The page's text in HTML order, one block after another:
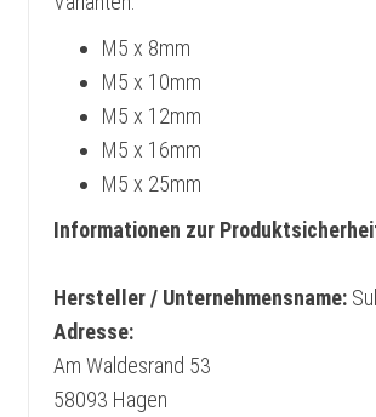
M5 x 8mm
M5 x 10mm
M5 x 12mm
M5 x 16mm
M5 x 25mm
Informationen zur
Hersteller / Unternehmensname:
Adresse:
Am Waldesrand 53
58093 Hagen